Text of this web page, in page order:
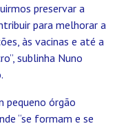
preservar a
para melhorar a
às vacinas e até a
sublinha Nuno
pequeno órgão
“se formam e se